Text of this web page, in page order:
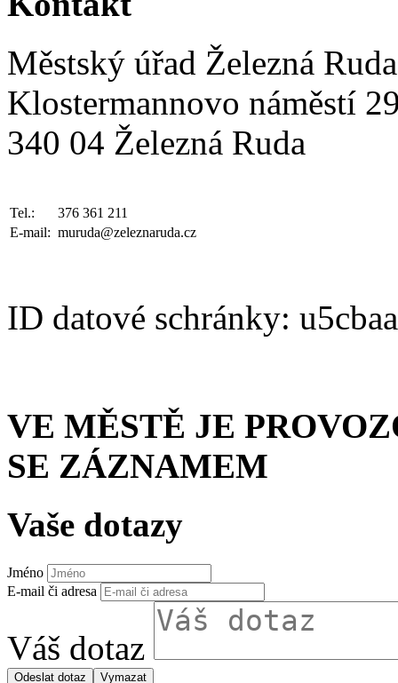
Městský úřad Železná Ruda
Klostermannovo náměstí
340 04 Železná Ruda
Tel.:
376 361 211
E-mail: muruda@zeleznaruda.cz
ID datové schránky:
VE MĚSTĚ JE
SE ZÁZNAMEM
Vaše dotazy
Jméno
E-mail či adresa
Váš dotaz